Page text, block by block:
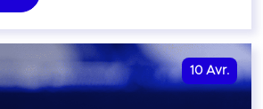
10 Avr.